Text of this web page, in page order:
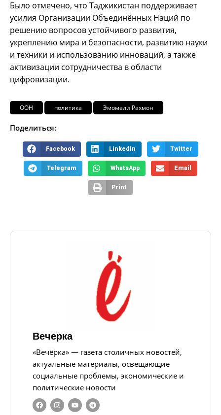
Было отмечено, что Таджикистан поддерживает
усилия Организации Объединённых Наций по
решению вопросов устойчивого развития,
укреплению мира и безопасности, развитию науки
и техники и использованию инноваций, а также
активизации сотрудничества в области
цифровизации.
ООН политика Эмомали Рахмон
Поделиться:
Facebook LinkedIn Twitter
Telegram WhatsApp Email
Print
Вечерка
«Вечёрка» — газета столичных новостей,
актуальные материалы, освещающие
социальные проблемы, экономические и
политические новости